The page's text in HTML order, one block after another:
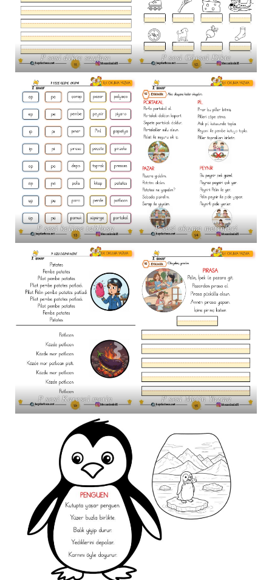
P sesi dikte sayfası P sesi Görsel Dikte
P sesi kelime tablosu P sesi okuma metinleri
P sesi Karesel metin P sesi Metin Yazma